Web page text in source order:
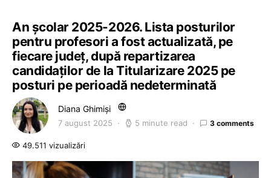
An școlar 2025-2026. Lista posturilor
pentru profesori a fost actualizată, pe
fiecare județ, după repartizarea
candidaților de la Titularizare 2025 pe
posturi pe perioadă nedeterminată
Diana Ghimiși
7 august 2025 5 minute read 3 comments
49.511 vizualizări